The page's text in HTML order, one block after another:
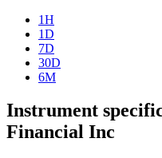
1H
1D
7D
30D
6M
Instrument
Financial Inc